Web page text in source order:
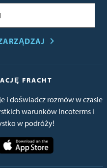
FRACHT
i doświadcz rozmów w czasie
warunków Incoterms i
w podróży!
Obraz